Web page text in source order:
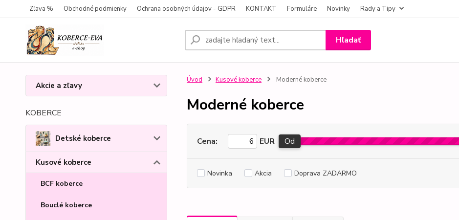
Zľava % Obchodné podmienky Ochrana osobných údajov - GDPR KONTAKT Formuláre Novinky Rady a Tipy
Hľadať
Akcie a zľavy
KOBERCE
Detské koberce
Kusové koberce
BCF koberce
Bouclé koberce
Úvod Kusové koberce Moderné koberce
Moderné koberce
Cena: EUR Od
Novinka Akcia Doprava ZADARMO